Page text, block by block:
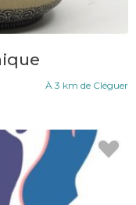
À 3 km de Cléguer